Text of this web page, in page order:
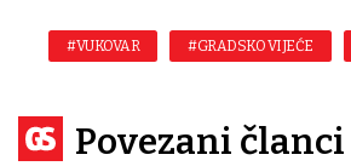
#VUKOVAR #GRADSKO VIJEĆE
Povezani članci